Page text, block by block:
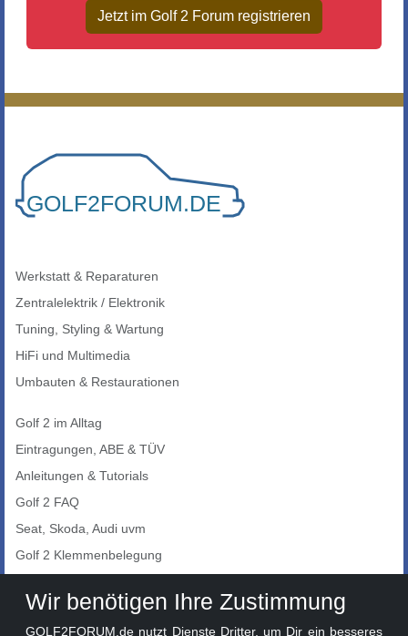
Jetzt im Golf 2 Forum registrieren
Werkstatt & Reparaturen
Zentralelektrik / Elektronik
Tuning, Styling & Wartung
HiFi und Multimedia
Umbauten & Restaurationen
Golf 2 im Alltag
Eintragungen, ABE & TÜV
Anleitungen & Tutorials
Golf 2 FAQ
Seat, Skoda, Audi uvm
Golf 2 Klemmenbelegung
Auto-Showroom
Wir benötigen Ihre Zustimmung
GOLF2FORUM.de nutzt Dienste Dritter, um Dir ein besseres